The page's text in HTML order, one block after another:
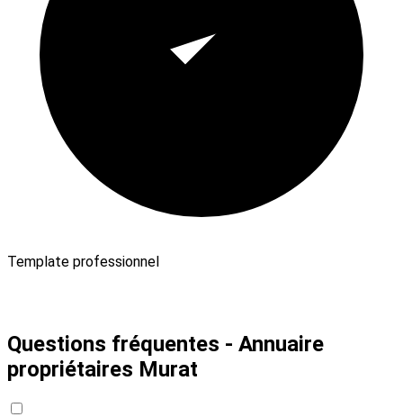
Template professionnel
Questions fréquentes - Annuaire
propriétaires Murat